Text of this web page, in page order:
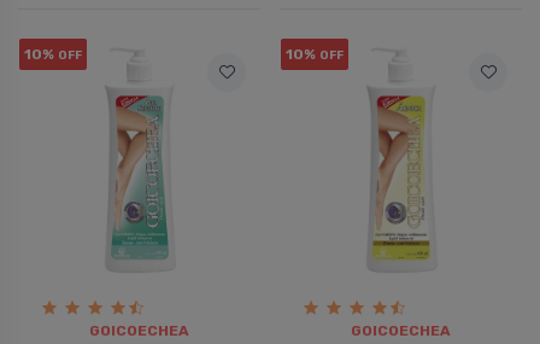
10% OFF
GOICOECHEA
10% OFF
GOICOECHEA